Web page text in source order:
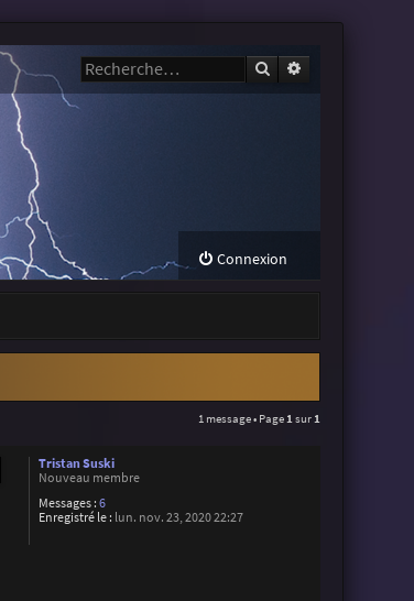
Rechercher
Connexion
1 message • Page 1 sur 1
Tristan Suski
Nouveau membre
Messages : 6
Enregistré le : lun. nov. 23, 2020 22:27